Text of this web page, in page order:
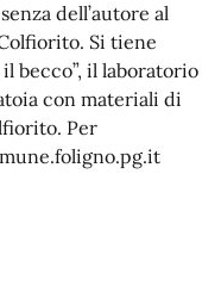
dell’autore al
Si tiene
becco”, il laboratorio
con materiali di
Per